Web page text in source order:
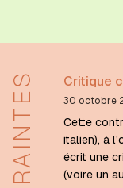
Critique
30 octobre
Cette
italien), à
écrit une
(voire un